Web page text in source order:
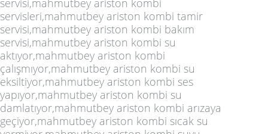
servisi,mahmutbey ariston kombi
servisleri,mahmutbey ariston kombi tamir
servisi,mahmutbey ariston kombi bakım
servisi,mahmutbey ariston kombi su
aktıyor,mahmutbey ariston kombi
çalışmıyor,mahmutbey ariston kombi su
eksiltiyor,mahmutbey ariston kombi ses
yapıyor,mahmutbey ariston kombi su
damlatıyor,mahmutbey ariston kombi arızaya
geçiyor,mahmutbey ariston kombi sıcak su